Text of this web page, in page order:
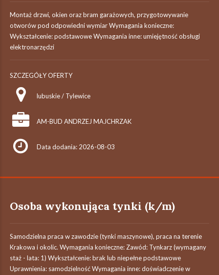
Montaż drzwi, okien oraz bram garażowych, przygotowywanie
otworów pod odpowiedni wymiar Wymagania konieczne:
Wykształcenie: podstawowe Wymagania inne: umiejętność obsługi
elektronarzędzi
SZCZEGÓŁY OFERTY
lubuskie / Tylewice
AM-BUD ANDRZEJ MAJCHRZAK
Data dodania: 2026-08-03
Osoba wykonująca tynki (k/m)
Samodzielna praca w zawodzie (tynki maszynowe), praca na terenie
Krakowa i okolic. Wymagania konieczne: Zawód: Tynkarz (wymagany
staż - lata: 1) Wykształcenie: brak lub niepełne podstawowe
Uprawnienia: samodzielność Wymagania inne: doświadczenie w